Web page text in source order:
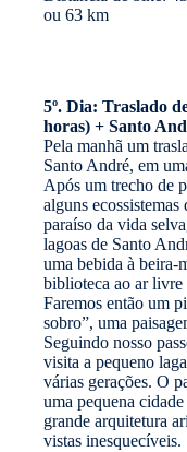
ou 63 km
5º. Dia: Traslado
horas) + Santo
Pela manhã um
Santo André, em
Após um trecho de
alguns ecossistemas
paraíso da vida
lagoas de Santo
uma bebida à beira-
biblioteca ao ar livre
Faremos então um
sobro”, uma
Seguindo nosso
visita a pequeno
várias gerações. O
uma pequena
grande arquitetura
vistas inesquecíveis.